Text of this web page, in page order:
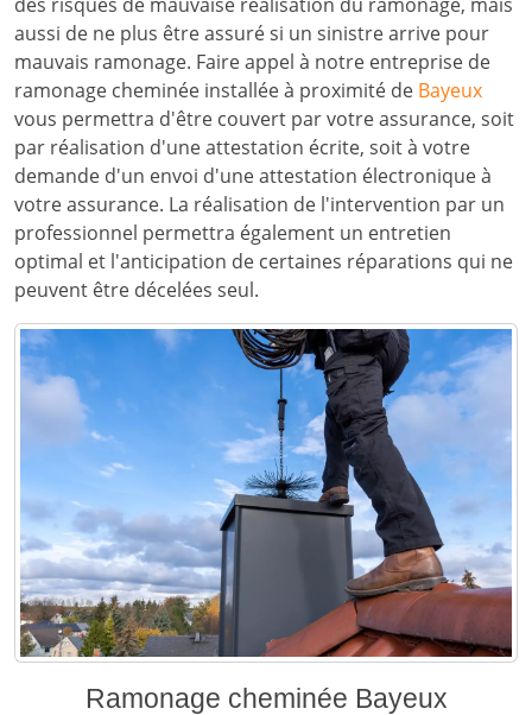
aussi de ne plus être assuré si un sinistre arrive pour
mauvais ramonage. Faire appel à notre entreprise de
ramonage cheminée installée à proximité de Bayeux
vous permettra d'être couvert par votre assurance, soit
par réalisation d'une attestation écrite, soit à votre
demande d'un envoi d'une attestation électronique à
votre assurance. La réalisation de l'intervention par un
professionnel permettra également un entretien
optimal et l'anticipation de certaines réparations qui ne
peuvent être décelées seul.
Ramonage cheminée Bayeux